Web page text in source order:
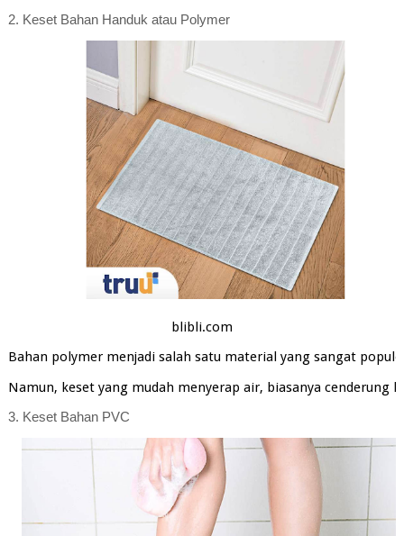
2. Keset Bahan Handuk atau Polymer
blibli.com
Bahan polymer menjadi salah satu material yang sangat
Namun, keset yang mudah menyerap air, biasanya
3. Keset Bahan PVC